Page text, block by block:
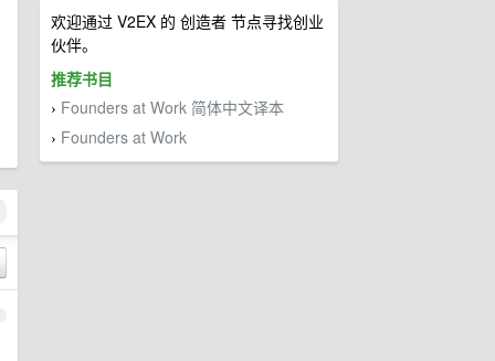
欢迎通过 V2EX 的 创造者 节点寻找创业
伙伴。
推荐书目
› Founders at Work 简体中文译本
› Founders at Work